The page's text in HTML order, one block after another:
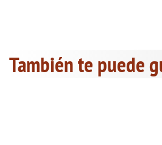
También te puede